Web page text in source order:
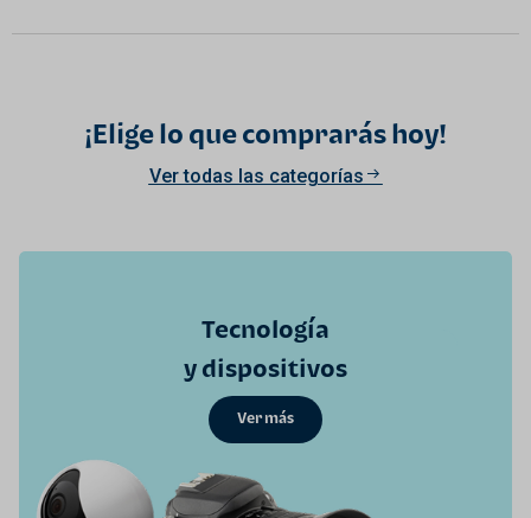
¡Elige lo que comprarás hoy!
Ver todas las categorías
Tecnología
y dispositivos
Ver más